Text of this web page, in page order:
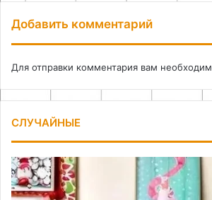
Добавить комментарий
Для отправки комментария вам
СЛУЧАЙНЫЕ
Мастер-
класс
по